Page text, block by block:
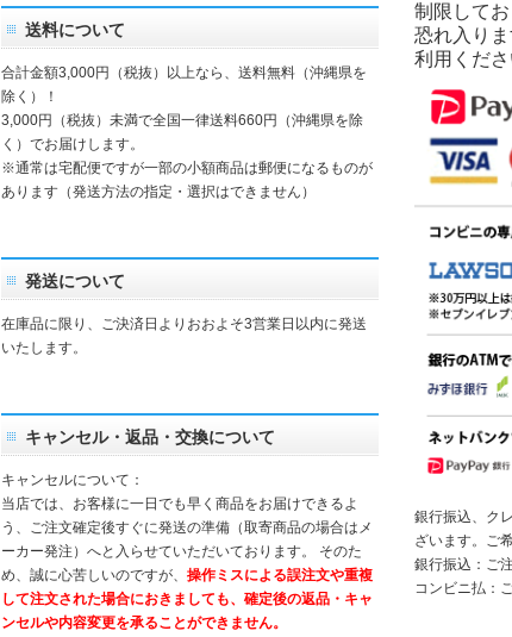
送料について
合計金額3,000円（税抜）以上なら、送料無料（沖縄県を
除く）！
3,000円（税抜）未満で全国一律送料660円（沖縄県を除
く）でお届けします。
※通常は宅配便ですが一部の小額商品は郵便になるものが
あります（発送方法の指定・選択はできません）
発送について
在庫品に限り、ご決済日よりおおよそ3営業日以内に発送
いたします。
キャンセル・返品・交換について
キャンセルについて：
当店では、お客様に一日でも早く商品をお届けできるよ
う、ご注文確定後すぐに発送の準備（取寄商品の場合はメ
ーカー発注）へと入らせていただいております。 そのた
め、誠に心苦しいのですが、 操作ミスによる誤注文や重複
して注文された場合におきましても、確定後の返品・キャ
ンセルや内容変更を承ることができません。
制限してお
恐れ入り
利用くださ
銀行振込、ク
ざいます。ご
銀行振込：ご
コンビニ払：